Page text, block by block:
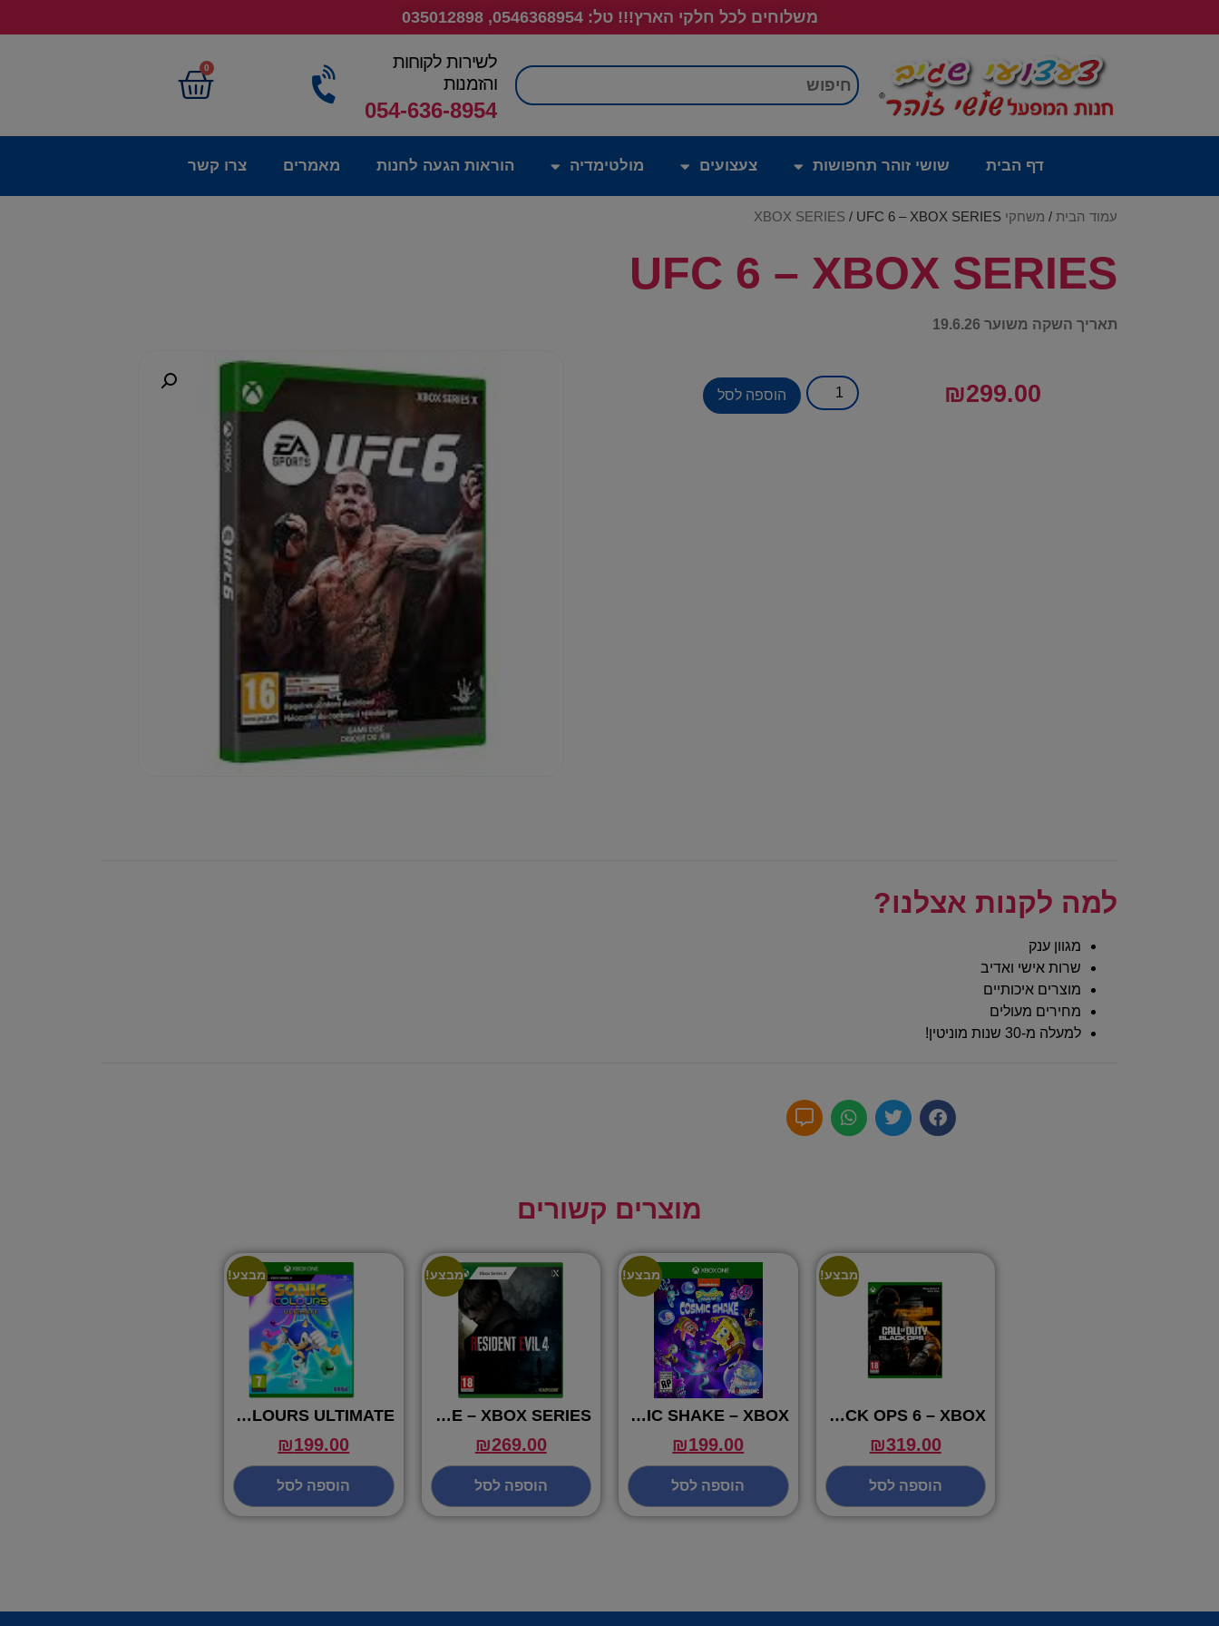
משלוחים לכל חלקי הארץ!!! טל: 0546368954, 035012898
חיפוש
לשירות לקוחות
והזמנות
054-636-8954
0
דף הבית שושי זוהר תחפושות צעצועים מולטימדיה הוראות הגעה לחנות מאמרים צרו קשר
עמוד הבית / משחקי XBOX SERIES / UFC 6 – XBOX SERIES
UFC 6 – XBOX SERIES
תאריך השקה משוער 19.6.26
₪299.00 הוספה לסל
למה לקנות אצלנו?
מגוון ענק
שרות אישי ואדיב
מוצרים איכותיים
מחירים מעולים
למעלה מ-30 שנות מוניטין!
מוצרים קשורים
מבצע!
CALL OF DUTY BLACK OPS 6 – XBOX
₪319.00
הוספה לסל
מבצע!
SPONGBOB COSMIC SHAKE – XBOX
₪199.00
הוספה לסל
מבצע!
RESIDENT EVIL 4 REMAKE – XBOX SERIES
₪269.00
הוספה לסל
מבצע!
SONIC COLOURS ULTIMATE
₪199.00
הוספה לסל